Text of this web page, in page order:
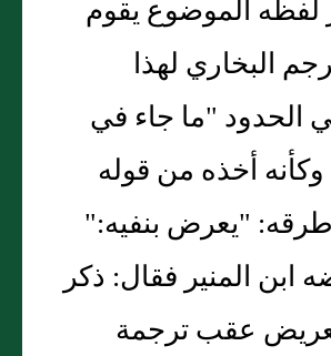
الموضوع يقوم
البخاري لهذا
الحدود "ما جاء في
أخذه من قوله
"يعرض بنفيه:"
ابن المنير فقال: ذكر
عقب ترجمة